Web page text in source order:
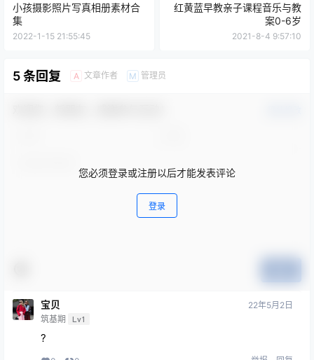
小孩摄影照片写真相册素材合
集
2022-1-15 21:55:45
红黄蓝早教亲子课程音乐与教
案0-6岁
2021-8-4 9:57:10
5 条回复 A 文章作者 M 管理员
您必须登录或注册以后才能发表评论
登录
宝贝
筑基期 Lv1
22年5月2日
?